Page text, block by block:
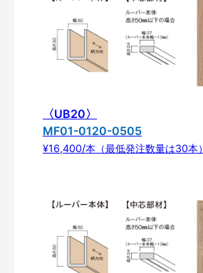
〈UB20〉
MF01-0120-0505
¥16,400/本（最低発注数量は30本）